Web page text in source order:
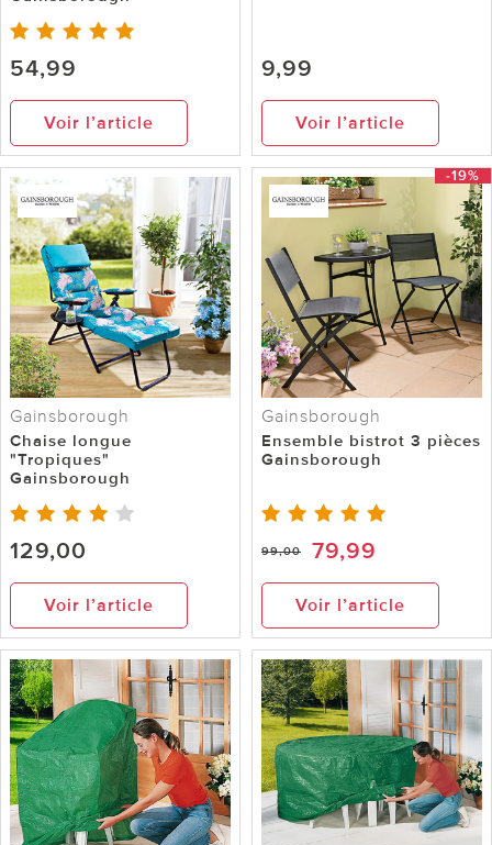
54,99
Voir l’article
9,99
Voir l’article
Gainsborough
Chaise longue
"Tropiques"
Gainsborough
129,00
Voir l’article
-19%
Gainsborough
Ensemble bistrot 3 pièces
Gainsborough
99,00 79,99
Voir l’article